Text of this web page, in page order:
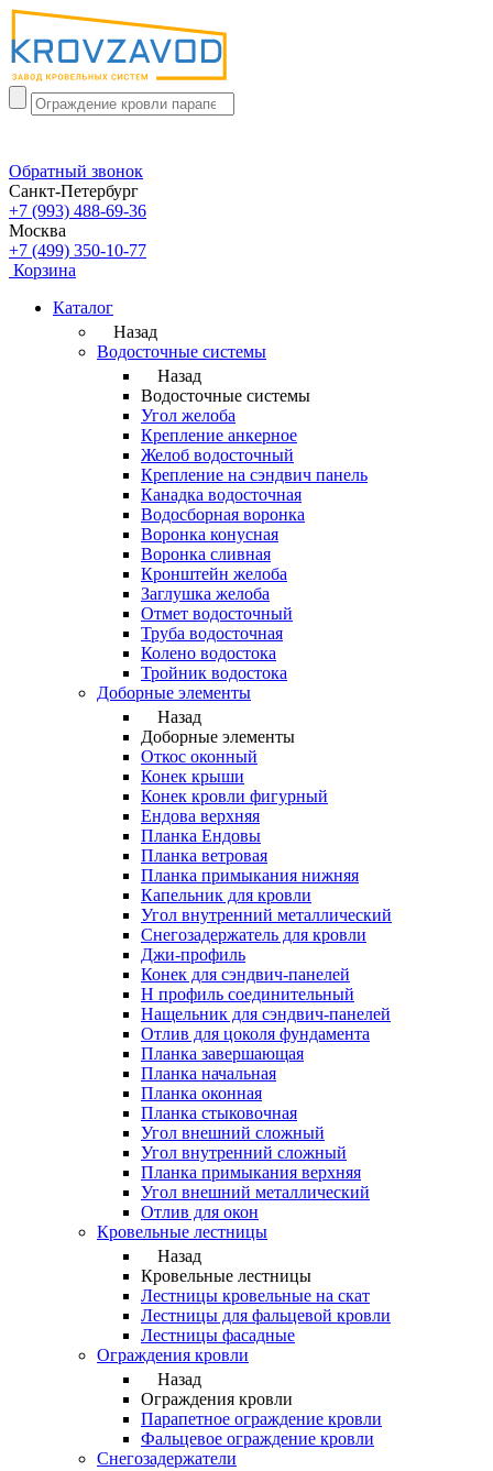
Обратный звонок
Санкт-Петербург
+7 (993) 488-69-36
Москва
+7 (499) 350-10-77
Корзина
Каталог
Назад
Водосточные системы
Назад
Водосточные системы
Угол желоба
Крепление анкерное
Желоб водосточный
Крепление на сэндвич панель
Канадка водосточная
Водосборная воронка
Воронка конусная
Воронка сливная
Кронштейн желоба
Заглушка желоба
Отмет водосточный
Труба водосточная
Колено водостока
Тройник водостока
Доборные элементы
Назад
Доборные элементы
Откос оконный
Конек крыши
Конек кровли фигурный
Ендова верхняя
Планка Ендовы
Планка ветровая
Планка примыкания нижняя
Капельник для кровли
Угол внутренний металлический
Снегозадержатель для кровли
Джи-профиль
Конек для сэндвич-панелей
Н профиль соединительный
Нащельник для сэндвич-панелей
Отлив для цоколя фундамента
Планка завершающая
Планка начальная
Планка оконная
Планка стыковочная
Угол внешний сложный
Угол внутренний сложный
Планка примыкания верхняя
Угол внешний металлический
Отлив для окон
Кровельные лестницы
Назад
Кровельные лестницы
Лестницы кровельные на скат
Лестницы для фальцевой кровли
Лестницы фасадные
Ограждения кровли
Назад
Ограждения кровли
Парапетное ограждение кровли
Фальцевое ограждение кровли
Снегозадержатели